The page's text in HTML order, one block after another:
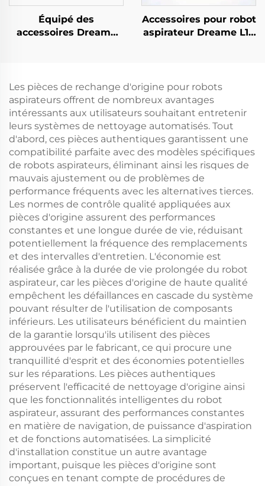
Équipé des
accessoires Dreame
poussière et
consommables, Type
universel
Accessoires pour robot
aspirateur Dreame L10
écran de filtre et sac à
poussière
Les pièces de rechange d'origine pour robots
aspirateurs offrent de nombreux avantages
intéressants aux utilisateurs souhaitant entretenir
leurs systèmes de nettoyage automatisés. Tout
d'abord, ces pièces authentiques garantissent une
compatibilité parfaite avec des modèles spécifiques
de robots aspirateurs, éliminant ainsi les risques de
mauvais ajustement ou de problèmes de
performance fréquents avec les alternatives tierces.
Les normes de contrôle qualité appliquées aux
pièces d'origine assurent des performances
constantes et une longue durée de vie, réduisant
potentiellement la fréquence des remplacements
et des intervalles d'entretien. L'économie est
réalisée grâce à la durée de vie prolongée du robot
aspirateur, car les pièces d'origine de haute qualité
empêchent les défaillances en cascade du système
pouvant résulter de l'utilisation de composants
inférieurs. Les utilisateurs bénéficient du maintien
de la garantie lorsqu'ils utilisent des pièces
approuvées par le fabricant, ce qui procure une
tranquillité d'esprit et des économies potentielles
sur les réparations. Les pièces authentiques
préservent l'efficacité de nettoyage d'origine ainsi
que les fonctionnalités intelligentes du robot
aspirateur, assurant des performances constantes
en matière de navigation, de puissance d'aspiration
et de fonctions automatisées. La simplicité
d'installation constitue un autre avantage
important, puisque les pièces d'origine sont
conçues en tenant compte de procédures de